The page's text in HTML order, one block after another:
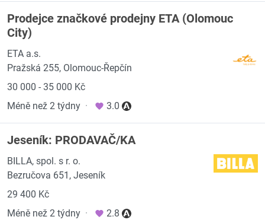
Prodejce značkové prodejny ETA (Olomouc
City)
ETA a.s.
Pražská 255, Olomouc-Řepčín
30 000 - 35 000 Kč
Méně než 2 týdny · 3.0
Jeseník: PRODAVAČ/KA
BILLA, spol. s r. o.
Bezručova 651, Jeseník
29 400 Kč
Méně než 2 týdny · 2.8